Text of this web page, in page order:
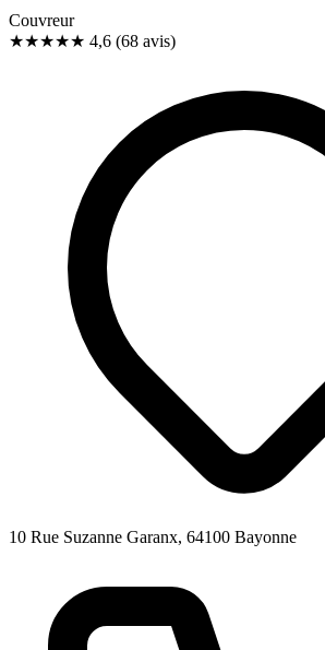
Couvreur
★★★★★ 4,6 (68 avis)
10 Rue Suzanne Garanx, 64100 Bayonne